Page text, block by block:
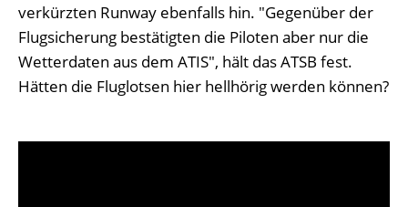
verkürzten Runway ebenfalls hin. "Gegenüber der
Flugsicherung bestätigten die Piloten aber nur die
Wetterdaten aus dem ATIS", hält das ATSB fest.
Hätten die Fluglotsen hier hellhörig werden können?